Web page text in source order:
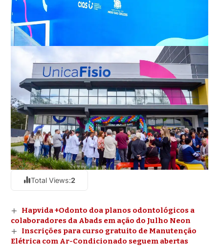
Total Views:2
Hapvida +Odonto doa planos odontológicos a
colaboradores da Abads em ação do Julho Neon
Inscrições para curso gratuito de Manutenção
Elétrica com Ar-Condicionado seguem abertas